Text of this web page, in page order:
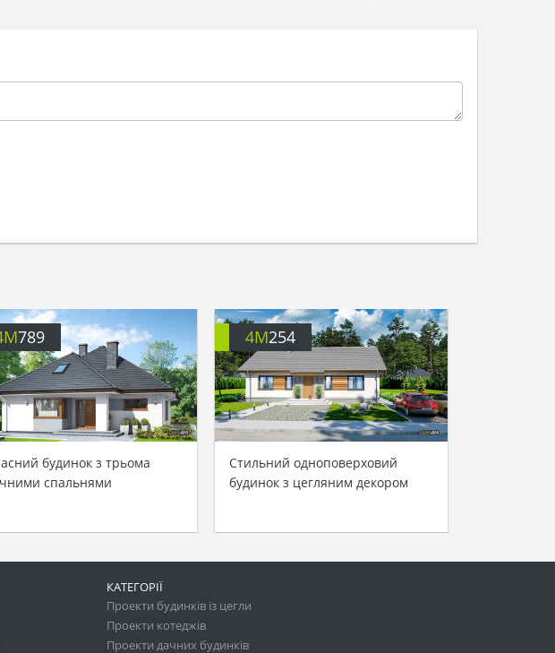
789
будинок з трьома
спальнями
4M254
Стильний одноповерховий
будинок з цегляним декором
КАТЕГОРІЇ
Проекти будинків із цегли
Проекти котеджів
Проекти дачних будинків